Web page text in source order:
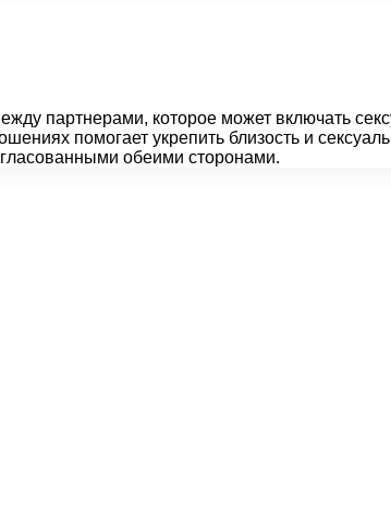
партнерами, которое может включать
помогает укрепить близость и
обеими сторонами.